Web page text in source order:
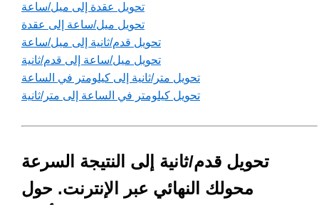
تحويل عقدة إلى ميل/ساعة
تحويل ميل/ساعة إلى عقدة
تحويل قدم/ثانية إلى ميل/ساعة
تحويل ميل/ساعة إلى قدم/ثانية
تحويل متر/ثانية إلى كيلومتر في الساعة
تحويل كيلومتر في الساعة إلى متر/ثانية
تحويل قدم/ثانية إلى النتيجة السرعة
محولك النهائي عبر الإنترنت. حول